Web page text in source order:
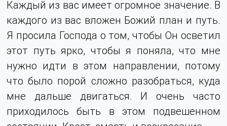
Каждый из вас имеет огромное значение. В
каждого из вас вложен Божий план и путь.
Я просила Господа о том, чтобы Он осветил
этот путь ярко, чтобы я поняла, что мне
нужно идти в этом направлении, потому
что было порой сложно разобраться, куда
мне дальше двигаться. И очень часто
приходилось быть в этом подвешенном